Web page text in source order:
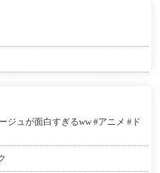
ジュが面白すぎるww #アニメ #ド